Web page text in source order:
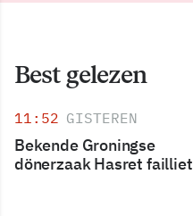
Best gelezen
11:52 GISTEREN
Bekende Groningse
dönerzaak Hasret failliet